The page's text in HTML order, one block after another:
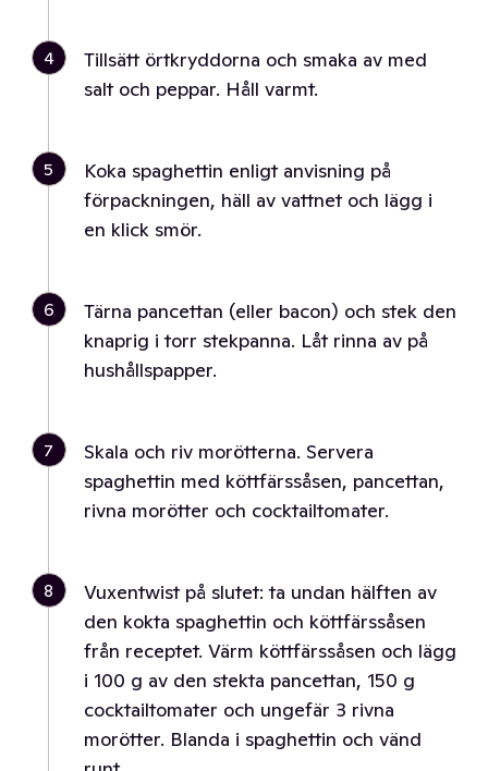
4
Tillsätt örtkryddorna och smaka av med
salt och peppar. Håll varmt.
5
Koka spaghettin enligt anvisning på
förpackningen, häll av vattnet och lägg i
en klick smör.
6
Tärna pancettan (eller bacon) och stek den
knaprig i torr stekpanna. Låt rinna av på
hushållspapper.
7
Skala och riv morötterna. Servera
spaghettin med köttfärssåsen, pancettan,
rivna morötter och cocktailtomater.
8
Vuxentwist på slutet: ta undan hälften av
den kokta spaghettin och köttfärssåsen
från receptet. Värm köttfärssåsen och lägg
i 100 g av den stekta pancettan, 150 g
cocktailtomater och ungefär 3 rivna
morötter. Blanda i spaghettin och vänd